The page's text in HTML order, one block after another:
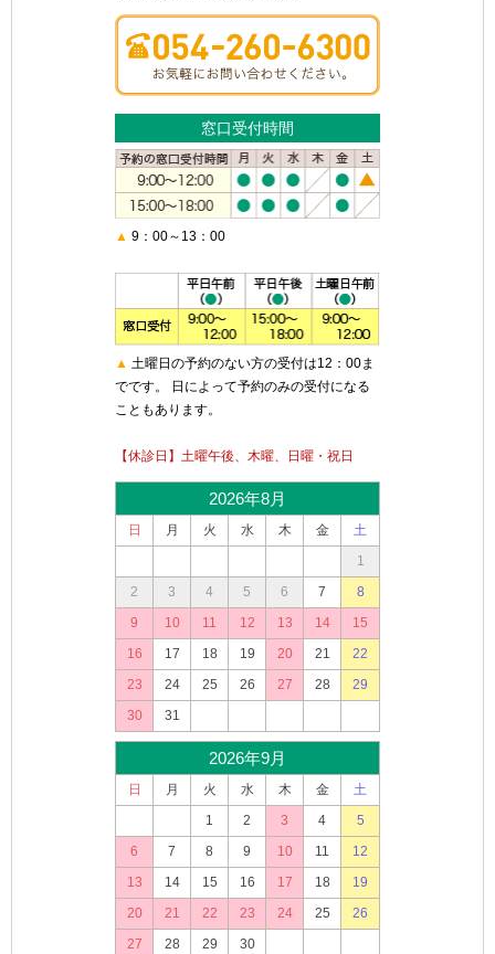
窓口受付時間
▲ 9：00～13：00
▲ 土曜日の予約のない方の受付は12：00ま
でです。 日によって予約のみの受付になる
こともあります。
【休診日】土曜午後、木曜、日曜・祝日
2026年8月
日 月 火 水 木 金
土
1
2
3 4 5 6 7
8
9
10 11 12 13 14
15
16
17 18 19 20 21
22
23
24 25 26 27 28
29
30
31
2026年9月
日 月 火 水 木 金
土
1
2 3 4
5
6
7 8 9 10 11
12
13
14 15 16 17 18
19
20
21 22 23 24 25
26
27
28 29 30